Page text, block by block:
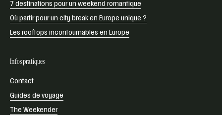
7 destinations pour un weekend romantique
Où partir pour un city break en Europe unique ?
Les rooftops incontournables en Europe
Infos pratiques
Contact
Guides de voyage
The Weekender